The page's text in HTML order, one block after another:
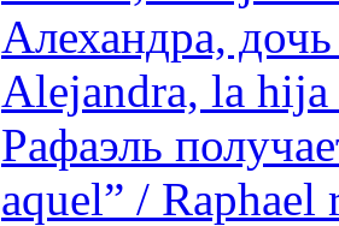
Алехандра,
Alejandra, la hija
Рафаэль
aquel” /